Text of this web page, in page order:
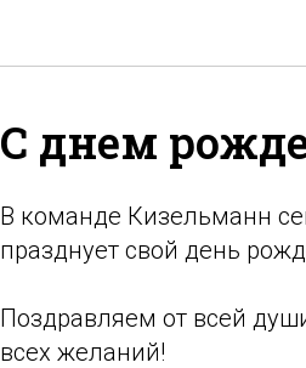
С днем
В команде Кизельманн
празднует свой день
Поздравляем от всей
всех желаний!